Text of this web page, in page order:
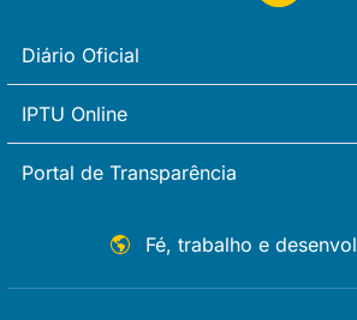
Diário Oficial
IPTU Online
Portal de Transparência
Fé, trabalho e